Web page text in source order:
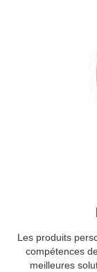
Les produits
compétences
meilleures